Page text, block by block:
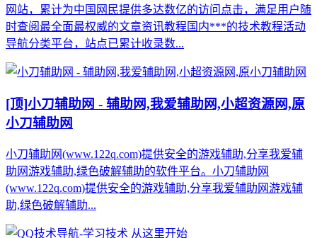
网站，累计为中国网民提供多达数亿的访问点击，满足用户随
时查阅最全面最权威的文章资讯教程国内***的技术教程活动
导航分类平台，站点已累计收录数...
[顶]小刀辅助网 - 辅助网,我爱辅助网,小超资源网,原
小刀辅助网
小刀辅助网(www.122q.com)提供安全的游戏辅助,分享我爱辅
助网游戏辅助,绿色破解辅助的软件平台。小刀辅助网
(www.122q.com)提供安全的游戏辅助,分享我爱辅助网游戏辅
助,绿色破解辅助...